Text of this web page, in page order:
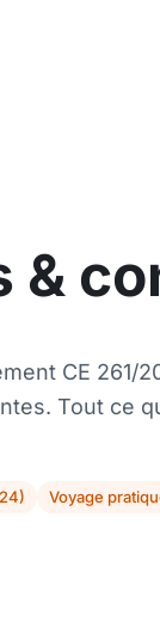
&
CE 261/
Tout ce
Voyage